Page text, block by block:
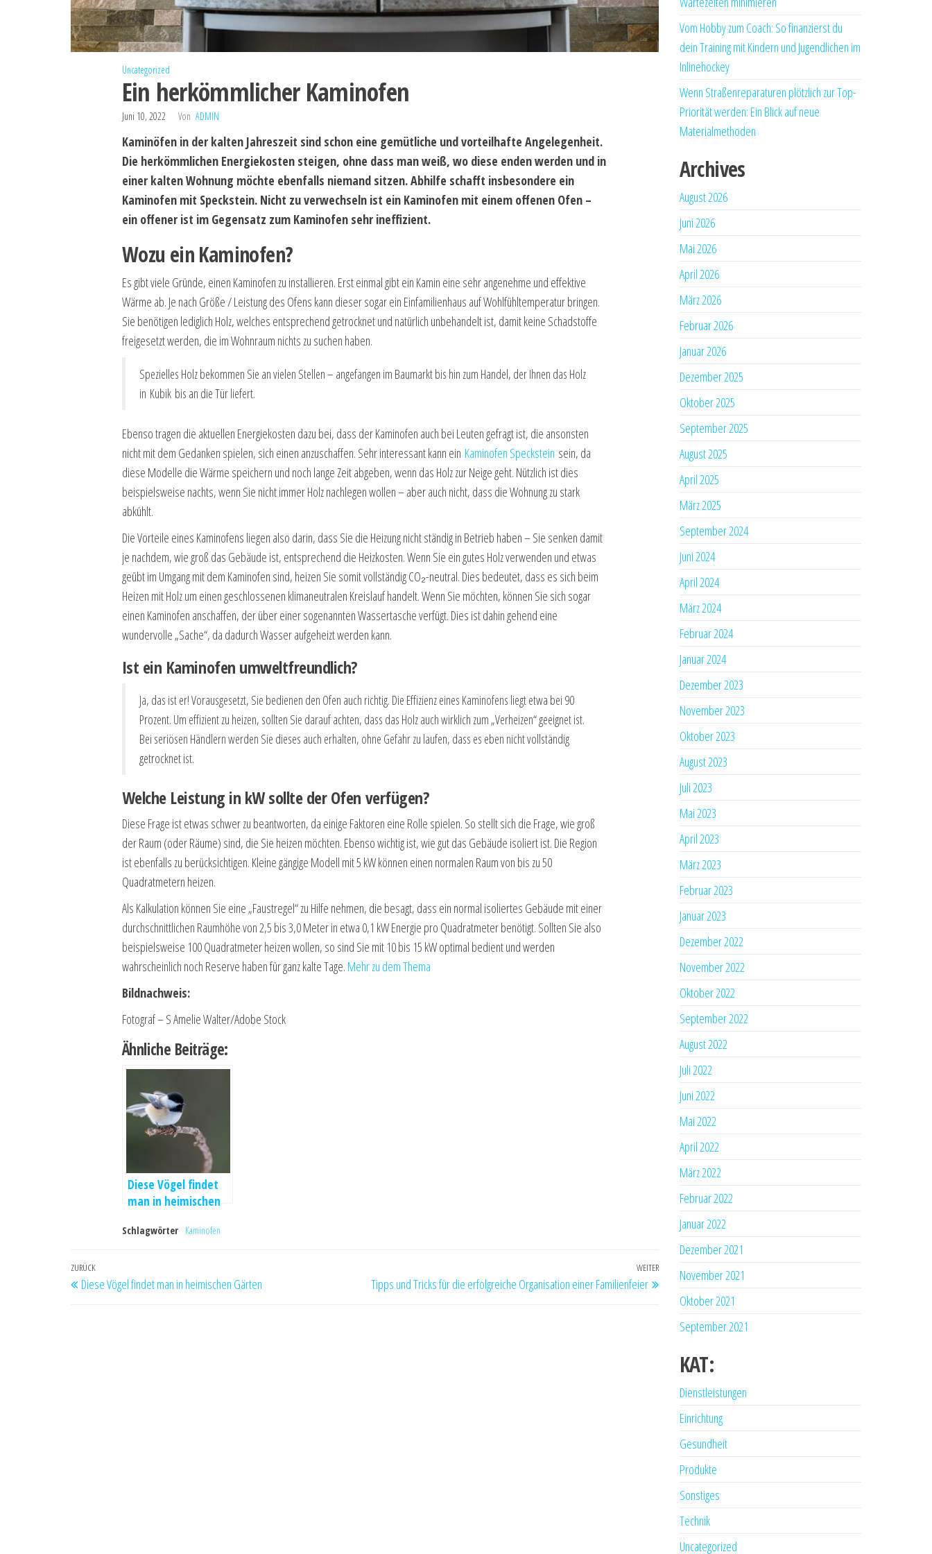
Uncategorized
Ein herkömmlicher Kaminofen
Juni 10, 2022 Von ADMIN
Kaminöfen in der kalten Jahreszeit sind schon eine gemütliche und vorteilhafte Angelegenheit.
Die herkömmlichen Energiekosten steigen, ohne dass man weiß, wo diese enden werden und in
einer kalten Wohnung möchte ebenfalls niemand sitzen. Abhilfe schafft insbesondere ein
Kaminofen mit Speckstein. Nicht zu verwechseln ist ein Kaminofen mit einem offenen Ofen –
ein offener ist im Gegensatz zum Kaminofen sehr ineffizient.
Wozu ein Kaminofen?
Es gibt viele Gründe, einen Kaminofen zu installieren. Erst einmal gibt ein Kamin eine sehr angenehme und effektive
Wärme ab. Je nach Größe / Leistung des Ofens kann dieser sogar ein Einfamilienhaus auf Wohlfühltemperatur bringen.
Sie benötigen lediglich Holz, welches entsprechend getrocknet und natürlich unbehandelt ist, damit keine Schadstoffe
freigesetzt werden, die im Wohnraum nichts zu suchen haben.
Spezielles Holz bekommen Sie an vielen Stellen – angefangen im Baumarkt bis hin zum Handel, der Ihnen das Holz
in Kubik bis an die Tür liefert.
Ebenso tragen die aktuellen Energiekosten dazu bei, dass der Kaminofen auch bei Leuten gefragt ist, die ansonsten
nicht mit dem Gedanken spielen, sich einen anzuschaffen. Sehr interessant kann ein Kaminofen Speckstein sein, da
diese Modelle die Wärme speichern und noch lange Zeit abgeben, wenn das Holz zur Neige geht. Nützlich ist dies
beispielsweise nachts, wenn Sie nicht immer Holz nachlegen wollen – aber auch nicht, dass die Wohnung zu stark
abkühlt.
Die Vorteile eines Kaminofens liegen also darin, dass Sie die Heizung nicht ständig in Betrieb haben – Sie senken damit
je nachdem, wie groß das Gebäude ist, entsprechend die Heizkosten. Wenn Sie ein gutes Holz verwenden und etwas
geübt im Umgang mit dem Kaminofen sind, heizen Sie somit vollständig CO₂-neutral. Dies bedeutet, dass es sich beim
Heizen mit Holz um einen geschlossenen klimaneutralen Kreislauf handelt. Wenn Sie möchten, können Sie sich sogar
einen Kaminofen anschaffen, der über einer sogenannten Wassertasche verfügt. Dies ist dahin gehend eine
wundervolle „Sache“, da dadurch Wasser aufgeheizt werden kann.
Ist ein Kaminofen umweltfreundlich?
Ja, das ist er! Vorausgesetzt, Sie bedienen den Ofen auch richtig. Die Effizienz eines Kaminofens liegt etwa bei 90
Prozent. Um effizient zu heizen, sollten Sie darauf achten, dass das Holz auch wirklich zum „Verheizen“ geeignet ist.
Bei seriösen Händlern werden Sie dieses auch erhalten, ohne Gefahr zu laufen, dass es eben nicht vollständig
getrocknet ist.
Welche Leistung in kW sollte der Ofen verfügen?
Diese Frage ist etwas schwer zu beantworten, da einige Faktoren eine Rolle spielen. So stellt sich die Frage, wie groß
der Raum (oder Räume) sind, die Sie heizen möchten. Ebenso wichtig ist, wie gut das Gebäude isoliert ist. Die Region
ist ebenfalls zu berücksichtigen. Kleine gängige Modell mit 5 kW können einen normalen Raum von bis zu 50
Quadratmetern heizen.
Als Kalkulation können Sie eine „Faustregel“ zu Hilfe nehmen, die besagt, dass ein normal isoliertes Gebäude mit einer
durchschnittlichen Raumhöhe von 2,5 bis 3,0 Meter in etwa 0,1 kW Energie pro Quadratmeter benötigt. Sollten Sie also
beispielsweise 100 Quadratmeter heizen wollen, so sind Sie mit 10 bis 15 kW optimal bedient und werden
wahrscheinlich noch Reserve haben für ganz kalte Tage. Mehr zu dem Thema
Bildnachweis:
Fotograf – S Amelie Walter/Adobe Stock
Ähnliche Beiträge:
Diese Vögel findet
man in heimischen
Schlagwörter Kaminofen
Beitragsnavigation
Vorheriger
Beitrag
ZURÜCK
Diese Vögel findet man in heimischen Gärten
Nächster
Beitrag
WEITER
Tipps und Tricks für die erfolgreiche Organisation einer Familienfeier
Vom Hobby zum Coach: So finanzierst du
dein Training mit Kindern und Jugendlichen im
Inlinehockey
Wenn Straßenreparaturen plötzlich zur Top-
Priorität werden: Ein Blick auf neue
Materialmethoden
Archives
August 2026
Juni 2026
Mai 2026
April 2026
März 2026
Februar 2026
Januar 2026
Dezember 2025
Oktober 2025
September 2025
August 2025
April 2025
März 2025
September 2024
Juni 2024
April 2024
März 2024
Februar 2024
Januar 2024
Dezember 2023
November 2023
Oktober 2023
August 2023
Juli 2023
Mai 2023
April 2023
März 2023
Februar 2023
Januar 2023
Dezember 2022
November 2022
Oktober 2022
September 2022
August 2022
Juli 2022
Juni 2022
Mai 2022
April 2022
März 2022
Februar 2022
Januar 2022
Dezember 2021
November 2021
Oktober 2021
September 2021
KAT:
Dienstleistungen
Einrichtung
Gesundheit
Produkte
Sonstiges
Technik
Uncategorized